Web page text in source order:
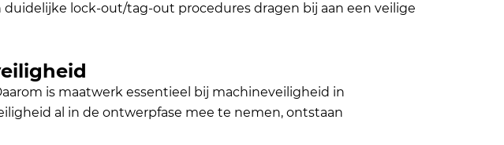
lock-out/tag-out procedures dragen bij aan een veilige
is maatwerk essentieel bij machineveiligheid in
al in de ontwerpfase mee te nemen, ontstaan